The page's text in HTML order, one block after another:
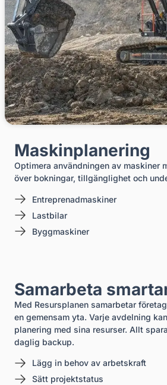
Maskinplanering
Optimera användningen av maskiner
över bokningar, tillgänglighet och
Entreprenadmaskiner
Lastbilar
Byggmaskiner
Samarbeta
Med Resursplanen samarbetar
en gemensam yta. Varje avdelning
planering med sina resurser. Allt
daglig backup.
Lägg in behov av arbetskraft
Sätt projektstatus